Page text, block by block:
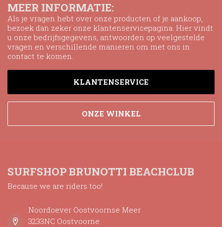
MEER INFORMATIE:
Als je vragen hebt over onze producten of je aankoop,
bezoek dan zeker onze klantenservicepagina. Hier vindt
u onze bedrijfsgegevens, antwoorden op veelgestelde
vragen en verschillende manieren om met ons in
contact te komen.
KLANTENSERVICE
ONZE WINKEL
SURFSHOP BRUNOTTI BEACHCLUB
Because we are riders too!
Noordoever Oostvoornse Meer
3233NC Oostvoorne